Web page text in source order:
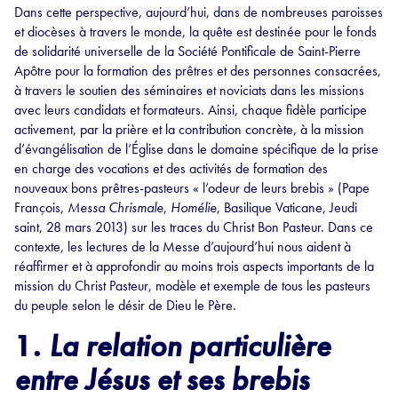
Dans cette perspective, aujourd’hui, dans de nombreuses paroisses
et diocèses à travers le monde, la quête est destinée pour le fonds
de solidarité universelle de la Société Pontificale de Saint-Pierre
Apôtre pour la formation des prêtres et des personnes consacrées,
à travers le soutien des séminaires et noviciats dans les missions
avec leurs candidats et formateurs. Ainsi, chaque fidèle participe
activement, par la prière et la contribution concrète, à la mission
d’évangélisation de l’Église dans le domaine spécifique de la prise
en charge des vocations et des activités de formation des
nouveaux bons prêtres-pasteurs « l’odeur de leurs brebis » (Pape
François, Messa Chrismale, Homélie, Basilique Vaticane, Jeudi
saint, 28 mars 2013) sur les traces du Christ Bon Pasteur. Dans ce
contexte, les lectures de la Messe d’aujourd’hui nous aident à
réaffirmer et à approfondir au moins trois aspects importants de la
mission du Christ Pasteur, modèle et exemple de tous les pasteurs
du peuple selon le désir de Dieu le Père.
1. La relation particulière
entre Jésus et ses brebis